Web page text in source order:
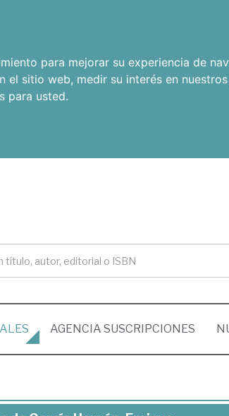
para mejorar su experiencia de
el sitio web, medir su interés en
para usted.
AGENCIA SUSCRIPCIONES